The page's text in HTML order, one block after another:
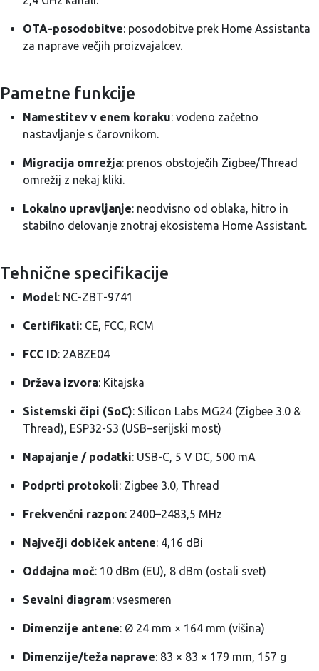
OTA-posodobitve: posodobitve prek Home Assistanta
za naprave večjih proizvajalcev.
Pametne funkcije
Namestitev v enem koraku: vodeno začetno
nastavljanje s čarovnikom.
Migracija omrežja: prenos obstoječih Zigbee/Thread
omrežij z nekaj kliki.
Lokalno upravljanje: neodvisno od oblaka, hitro in
stabilno delovanje znotraj ekosistema Home Assistant.
Tehnične specifikacije
Model: NC-ZBT-9741
Certifikati: CE, FCC, RCM
FCC ID: 2A8ZE04
Država izvora: Kitajska
Sistemski čipi (SoC): Silicon Labs MG24 (Zigbee 3.0 &
Thread), ESP32-S3 (USB–serijski most)
Napajanje / podatki: USB-C, 5 V DC, 500 mA
Podprti protokoli: Zigbee 3.0, Thread
Frekvenčni razpon: 2400–2483,5 MHz
Največji dobiček antene: 4,16 dBi
Oddajna moč: 10 dBm (EU), 8 dBm (ostali svet)
Sevalni diagram: vsesmeren
Dimenzije antene: Ø 24 mm × 164 mm (višina)
Dimenzije/teža naprave: 83 × 83 × 179 mm, 157 g